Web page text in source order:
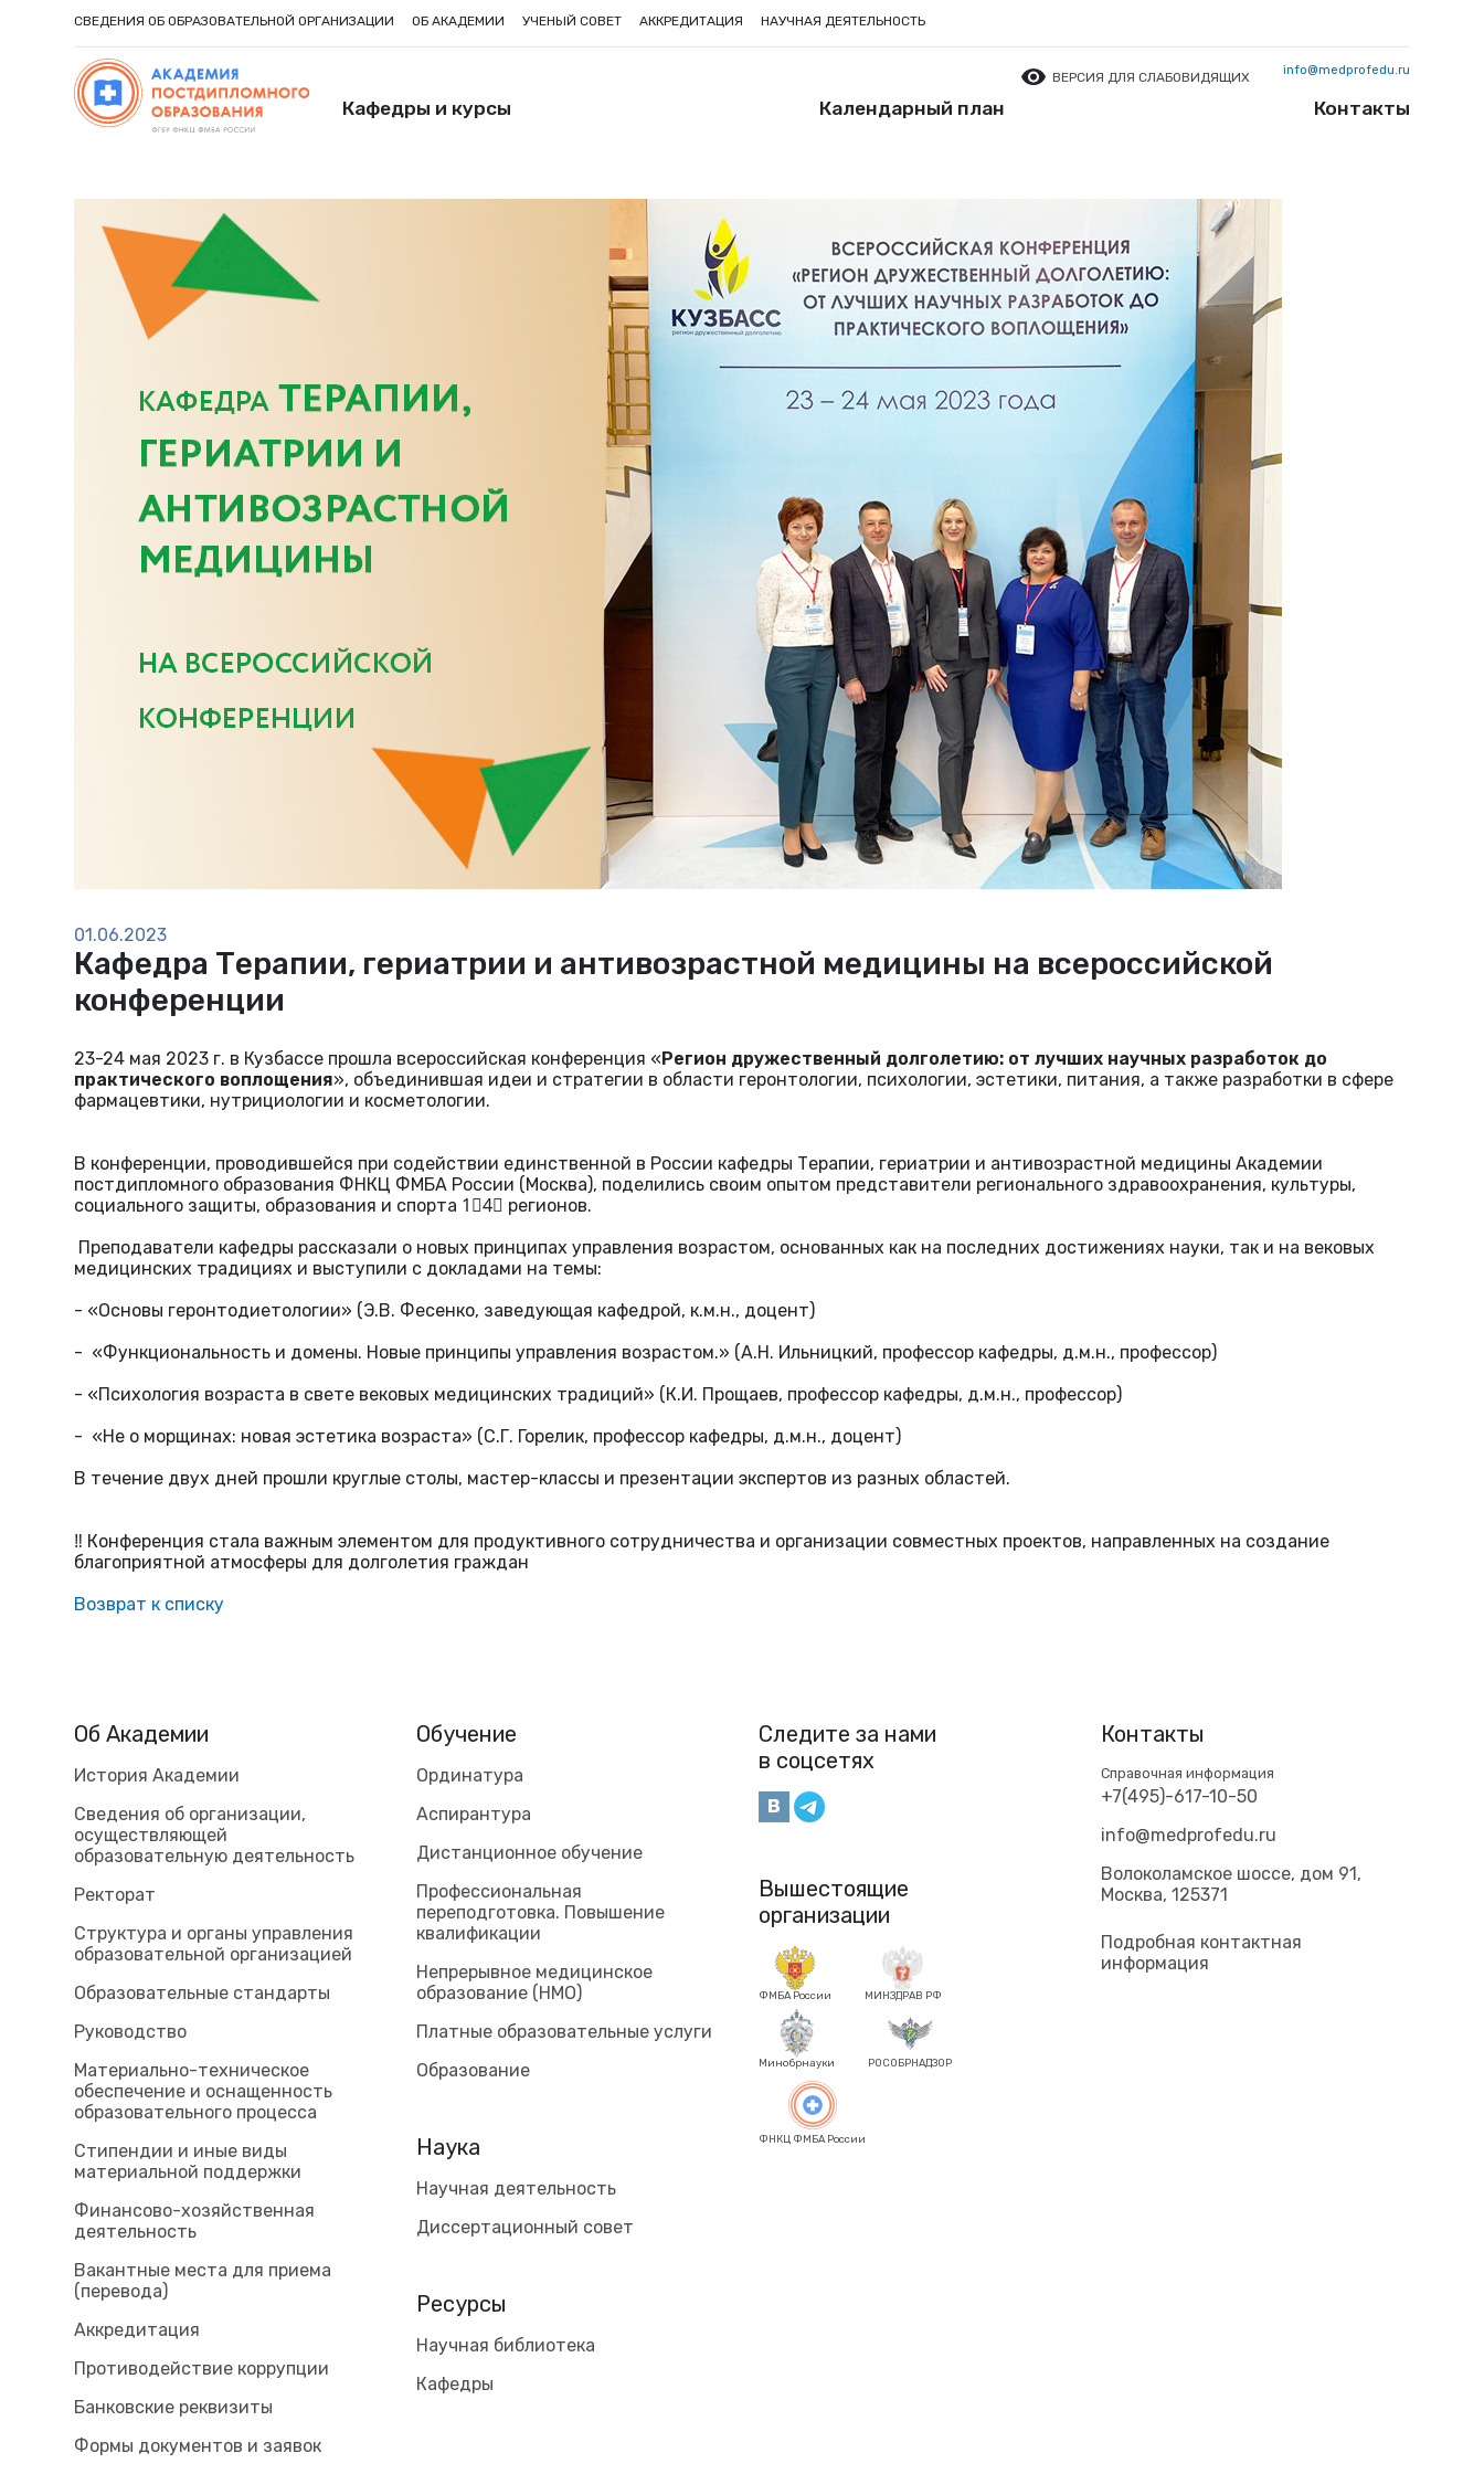
СВЕДЕНИЯ ОБ ОБРАЗОВАТЕЛЬНОЙ ОРГАНИЗАЦИИ ОБ АКАДЕМИИ УЧЕНЫЙ СОВЕТ АККРЕДИТАЦИЯ НАУЧНАЯ ДЕЯТЕЛЬНОСТЬ
ВЕРСИЯ ДЛЯ СЛАБОВИДЯЩИХ info@medprofedu.ru
Кафедры и курсы Календарный план Контакты
01.06.2023
Кафедра Терапии, гериатрии и антивозрастной медицины на всероссийской
конференции
23-24 мая 2023 г. в Кузбассе прошла всероссийская конференция «Регион дружественный долголетию: от лучших научных разработок до
практического воплощения», объединившая идеи и стратегии в области геронтологии, психологии, эстетики, питания, а также разработки в сфере
фармацевтики, нутрициологии и косметологии.
В конференции, проводившейся при содействии единственной в России кафедры Терапии, гериатрии и антивозрастной медицины Академии
постдипломного образования ФНКЦ ФМБА России (Москва), поделились своим опытом представители регионального здравоохранения, культуры,
социального защиты, образования и спорта 1⃣4⃣ регионов.
Преподаватели кафедры рассказали о новых принципах управления возрастом, основанных как на последних достижениях науки, так и на вековых
медицинских традициях и выступили с докладами на темы:
- «Основы геронтодиетологии» (Э.В. Фесенко, заведующая кафедрой, к.м.н., доцент)
- «Функциональность и домены. Новые принципы управления возрастом.» (А.Н. Ильницкий, профессор кафедры, д.м.н., профессор)
- «Психология возраста в свете вековых медицинских традиций» (К.И. Прощаев, профессор кафедры, д.м.н., профессор)
- «Не о морщинах: новая эстетика возраста» (С.Г. Горелик, профессор кафедры, д.м.н., доцент)
В течение двух дней прошли круглые столы, мастер-классы и презентации экспертов из разных областей.
‼ Конференция стала важным элементом для продуктивного сотрудничества и организации совместных проектов, направленных на создание
благоприятной атмосферы для долголетия граждан
Возврат к списку
Об Академии
История Академии
Сведения об организации,
осуществляющей
образовательную деятельность
Ректорат
Структура и органы управления
образовательной организацией
Образовательные стандарты
Руководство
Материально-техническое
обеспечение и оснащенность
образовательного процесса
Стипендии и иные виды
материальной поддержки
Финансово-хозяйственная
деятельность
Вакантные места для приема
(перевода)
Аккредитация
Противодействие коррупции
Банковские реквизиты
Формы документов и заявок
Обучение
Ординатура
Аспирантура
Дистанционное обучение
Профессиональная
переподготовка. Повышение
квалификации
Непрерывное медицинское
образование (НМО)
Платные образовательные услуги
Образование
Наука
Научная деятельность
Диссертационный совет
Ресурсы
Научная библиотека
Кафедры
Следите за нами
в соцсетях
Вышестоящие
организации
ФМБА России МИНЗДРАВ РФ
Минобрнауки РОСОБРНАДЗОР
ФНКЦ ФМБА России
Контакты
Справочная информация
+7(495)-617-10-50
info@medprofedu.ru
Волоколамское шоссе, дом 91,
Москва, 125371
Подробная контактная
информация